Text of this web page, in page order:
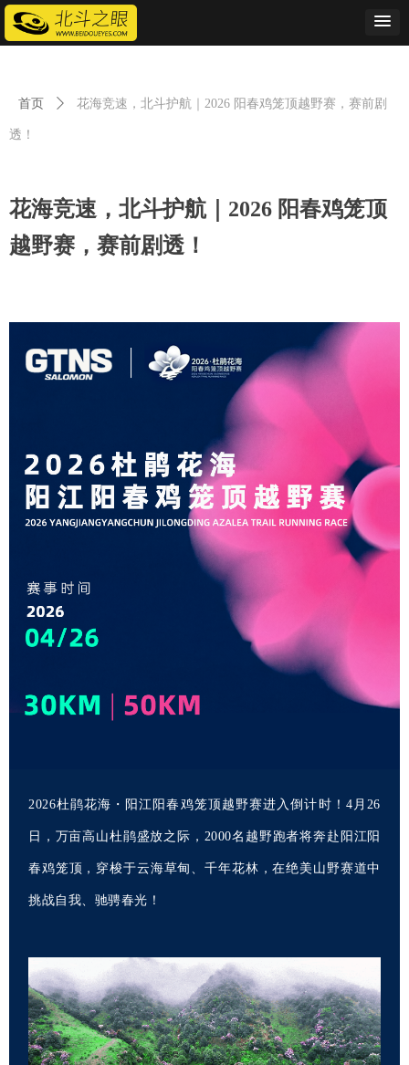
花海竞速，北斗护航｜2026 阳春鸡笼顶
越野赛，赛前剧透！
2026杜鹃花海・阳江阳春鸡笼顶越野赛进入倒计时！4月26
日，万亩高山杜鹃盛放之际，2000名越野跑者将奔赴阳江阳
春鸡笼顶，穿梭于云海草甸、千年花林，在绝美山野赛道中
挑战自我、驰骋春光！
首页 ꄲ 花海竞速，北斗护航｜2026 阳春鸡笼顶越野赛，赛前剧
透！